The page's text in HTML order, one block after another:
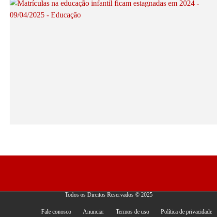
Todos os Direitos Reservados © 2025
Fale conosco Anunciar Termos de uso
Política de privacidade